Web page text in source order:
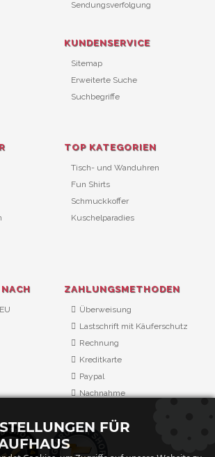
Sendungsverfolgung
KUNDENSERVICE
Sitemap
Erweiterte Suche
Suchbegriffe
TOP KATEGORIEN
Tisch- und Wanduhren
Fun Shirts
Schmuckkoffer
Kuschelparadies
ZAHLUNGSMETHODEN
Überweisung
Lastschrift mit Käuferschutz
Rechnung
Kreditkarte
Paypal
Nachnahme
FÜR